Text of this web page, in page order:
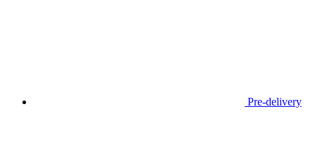
Pre-delivery